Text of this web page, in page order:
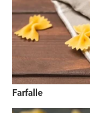
Farfalle